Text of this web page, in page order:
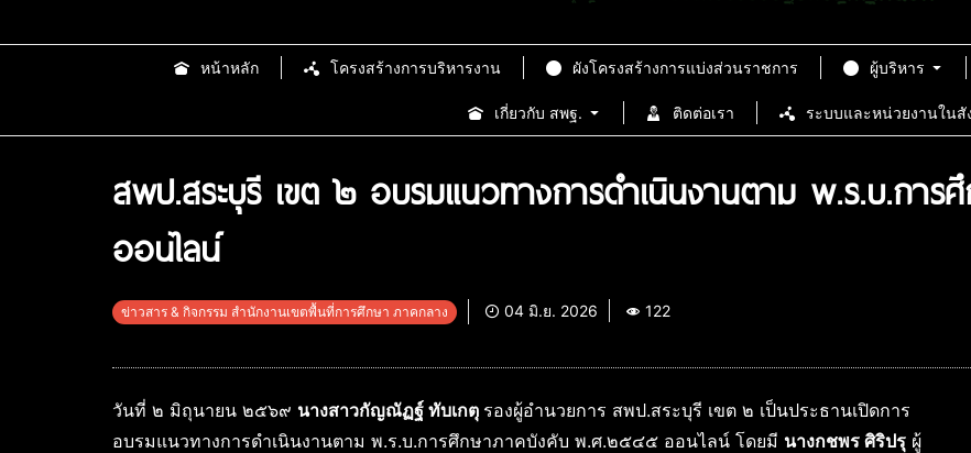
หน้าหลัก โครงสร้างการบริหารงาน ผังโครงสร้างการแบ่งส่วนราชการ ผู้บริหาร
เกี่ยวกับ สพฐ. ติดต่อเรา ระบบและหน่วยงานในสั
สพป.สระบุรี เขต ๒ อบรมแนวทางการดำเนินงานตาม พ.ร.บ.กา
ออนไลน์
ข่าวสาร & กิจกรรม สำนักงานเขตพื้นที่การศึกษา ภาคกลาง 04 มิ.ย. 2026 122
วันที่ ๒ มิถุนายน ๒๕๖๙ นางสาวกัญณัฏฐ์ ทับเกตุ รองผู้อำนวยการ สพป.สระบุรี เขต ๒ เป็นประธานเปิดการ
อบรมแนวทางการดำเนินงานตาม พ.ร.บ.การศึกษาภาคบังคับ พ.ศ.๒๕๔๕ ออนไลน์ โดยมี นางกชพร ศิริปรุ ผู้